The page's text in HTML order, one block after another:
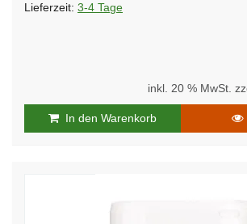
Lieferzeit: 3-4 Tage
inkl. 20 % MwSt.
In den Warenkorb